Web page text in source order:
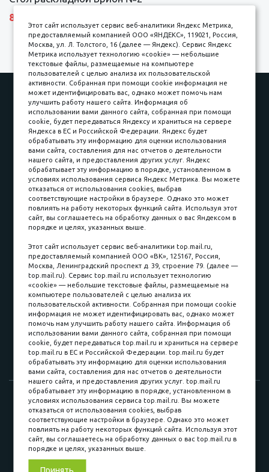
8690 р.
Наши работы
Оплата
Доставка и сборка
Гарантии
Карьера в компании
Контакты
Принимаем к оплате
Наличные
пл. Соляная, 6, стр. 16
8 (3822) 60-70-30
8 (3822) 50-39-09
8 (3822) 22-77-68
8 (3822) 50-48-50
8 (3822) 65-42-10
© 2015-2026. Компания «Мебельный куб».
ИП Саворенко Валерий Александрович. Россия, г. Томск, пл.
Соляная, 6 стр. 16, Цокольный этаж
Этот сайт использует сервис веб-аналитики Яндекс Метрика,
предоставляемый компанией ООО «ЯНДЕКС», 119021, Россия,
Москва, ул. Л. Толстого, 16 (далее — Яндекс). Сервис Яндекс
Метрика использует технологию «cookie» — небольшие
текстовые файлы, размещаемые на компьютере
пользователей с целью анализа их пользовательской
активности. Собранная при помощи cookie информация не
может идентифицировать вас, однако может помочь нам
улучшить работу нашего сайта. Информация об
использовании вами данного сайта, собранная при помощи
cookie, будет передаваться Яндексу и храниться на сервере
Яндекса в ЕС и Российской Федерации. Яндекс будет
обрабатывать эту информацию для оценки использования
вами сайта, составления для нас отчетов о деятельности
нашего сайта, и предоставления других услуг. Яндекс
обрабатывает эту информацию в порядке, установленном в
условиях использования сервиса Яндекс Метрика. Вы можете
отказаться от использования cookies, выбрав
соответствующие настройки в браузере. Однако это может
повлиять на работу некоторых функций сайта. Используя этот
сайт, вы соглашаетесь на обработку данных о вас Яндексом в
порядке и целях, указанных выше.
Этот сайт использует сервис веб-аналитики top.mail.ru,
предоставляемый компанией ООО «ВК», 125167, Россия,
Москва, Ленинградский проспект д. 39, строение 79. (далее —
top.mail.ru). Сервис top.mail.ru использует технологию
«cookie» — небольшие текстовые файлы, размещаемые на
компьютере пользователей с целью анализа их
пользовательской активности. Собранная при помощи cookie
информация не может идентифицировать вас, однако может
помочь нам улучшить работу нашего сайта. Информация об
использовании вами данного сайта, собранная при помощи
cookie, будет передаваться top.mail.ru и храниться на сервере
top.mail.ru в ЕС и Российской Федерации. top.mail.ru будет
обрабатывать эту информацию для оценки использования
вами сайта, составления для нас отчетов о деятельности
нашего сайта, и предоставления других услуг. top.mail.ru
обрабатывает эту информацию в порядке, установленном в
условиях использования сервиса top.mail.ru. Вы можете
отказаться от использования cookies, выбрав
соответствующие настройки в браузере. Однако это может
повлиять на работу некоторых функций сайта. Используя этот
сайт, вы соглашаетесь на обработку данных о вас top.mail.ru в
порядке и целях, указанных выше.